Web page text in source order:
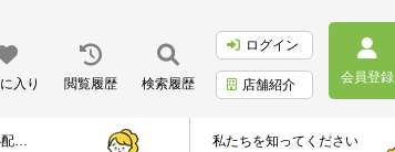
入り 閲覧履歴 検索履歴
ログイン
店舗紹介 会員登録
配… 私たちを知ってください